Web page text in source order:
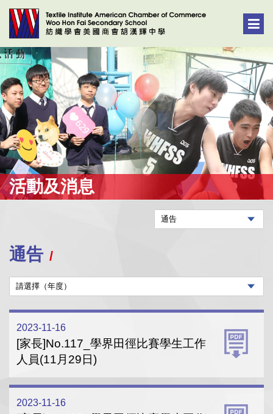
活動及消息
通告
2023-11-16
[家長]No.117_學界田徑比賽學生工作
人員(11月29日)
2023-11-16